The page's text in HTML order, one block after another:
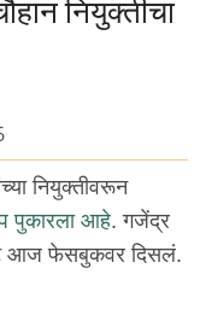
नियुक्तीचा
नियुक्तीवरून
पुकारला आहे. गजेंद्र
आज फेसबुकवर दिसलं.